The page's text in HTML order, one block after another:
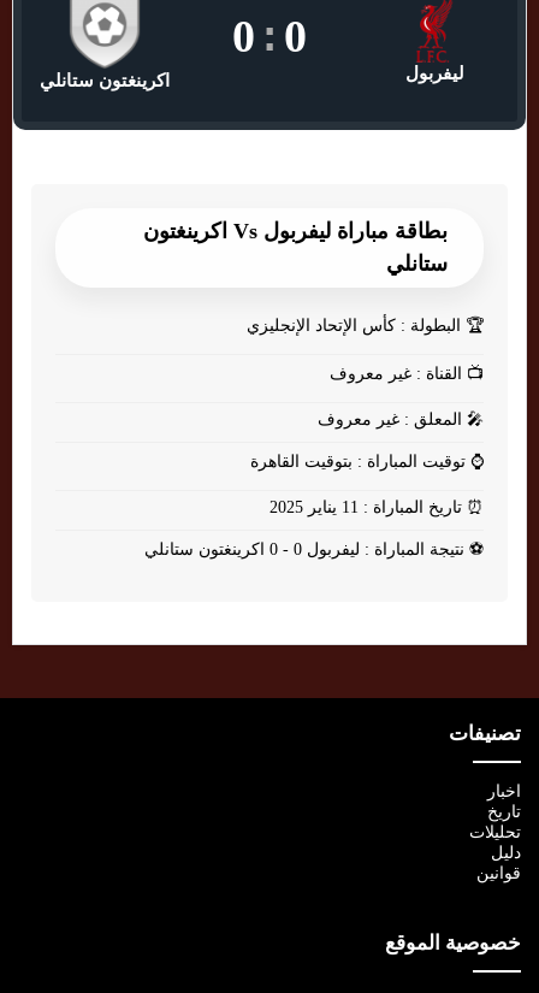
ليفربول
0
:
0
اكرينغتون ستانلي
بطاقة مباراة ليفربول Vs اكرينغتون
ستانلي
🏆 البطولة : كأس الإتحاد الإنجليزي
📺 القناة : غير معروف
🎤 المعلق : غير معروف
⌚ توقيت المباراة : بتوقيت القاهرة
⏰ تاريخ المباراة : 11 يناير 2025
⚽ نتيجة المباراة : ليفربول 0 - 0 اكرينغتون ستانلي
تصنيفات
اخبار
تاريخ
تحليلات
دليل
قوانين
خصوصية الموقع